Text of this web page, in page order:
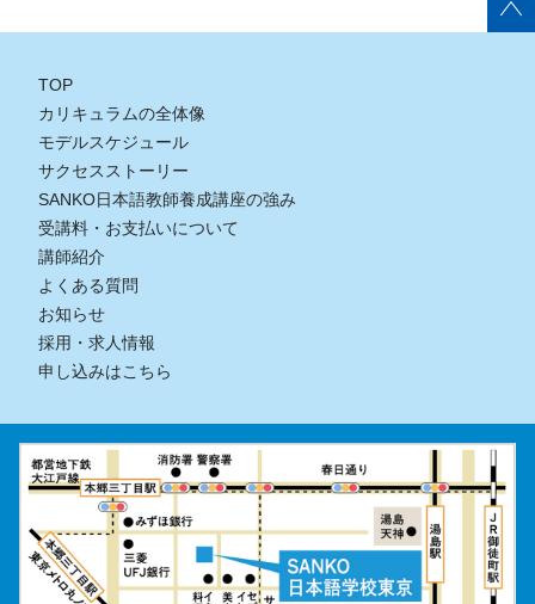
TOP
カリキュラムの全体像
モデルスケジュール
サクセスストーリー
SANKO日本語教師養成講座の強み
受講料・お支払いについて
講師紹介
よくある質問
お知らせ
採用・求人情報
申し込みはこちら